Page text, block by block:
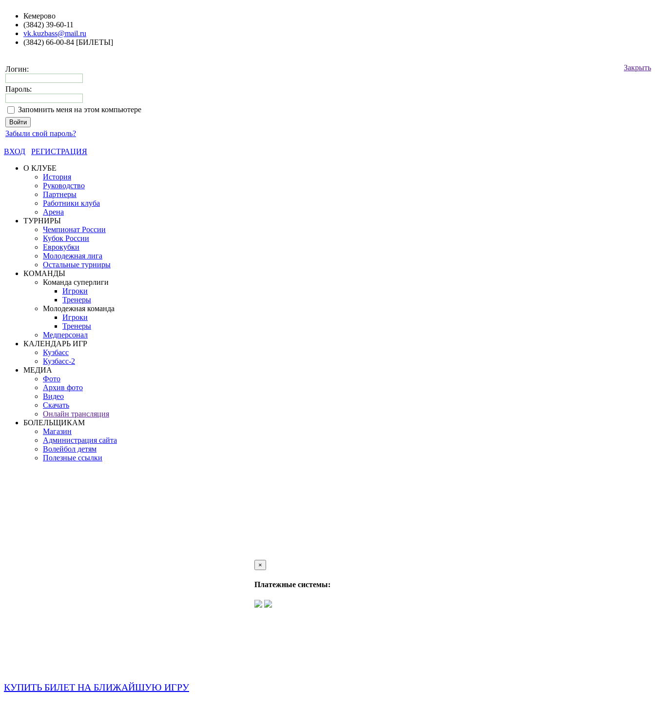
Кемерово
(3842) 39-60-11
vk.kuzbass@mail.ru
(3842) 66-00-84 [БИЛЕТЫ]
Закрыть
Логин:
Пароль:
Запомнить меня на этом компьютере
Забыли свой пароль?
ВХОД
РЕГИСТРАЦИЯ
О КЛУБЕ
История
Руководство
Партнеры
Работники клуба
Арена
ТУРНИРЫ
Чемпионат России
Кубок России
Еврокубки
Молодежная лига
Остальные турниры
КОМАНДЫ
Команда суперлиги
Игроки
Тренеры
Молодежная команда
Игроки
Тренеры
Медперсонал
КАЛЕНДАРЬ ИГР
Кузбасс
Кузбасс-2
МЕДИА
Фото
Архив фото
Видео
Скачать
Онлайн трансляция
БОЛЕЛЬЩИКАМ
Магазин
Администрация сайта
Волейбол детям
Полезные ссылки
×
Платежные системы:
КУПИТЬ БИЛЕТ НА БЛИЖАЙШУЮ ИГРУ